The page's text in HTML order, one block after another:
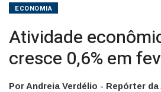
ECONOMIA
Atividade
cresce 0,6% em
Por Andreia Verdélio - Repórter